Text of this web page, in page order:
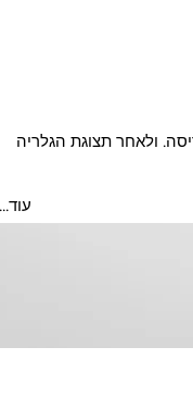
ולאחר תצוגת הגלריה
...עוד